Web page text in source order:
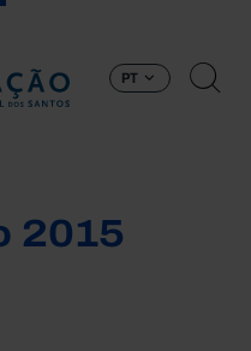
PT
2015